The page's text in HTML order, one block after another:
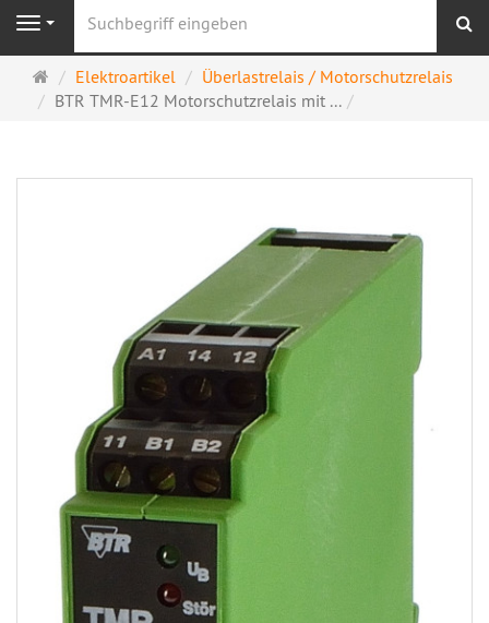
Navigation
Startseite
Elektroartikel
Überlastrelais / Motorschutzrelais
BTR TMR-E12 Motorschutzrelais mit ...